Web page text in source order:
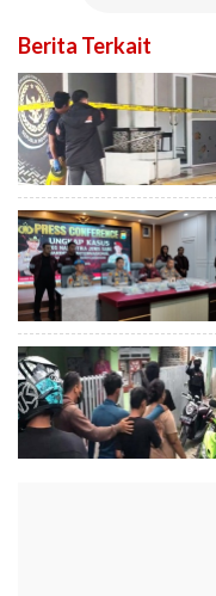
Berita Terkait